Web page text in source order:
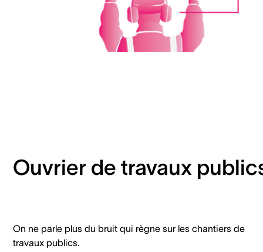
Ouvrier de travaux
On ne parle plus du bruit qui règne sur les chantiers de
travaux publics.